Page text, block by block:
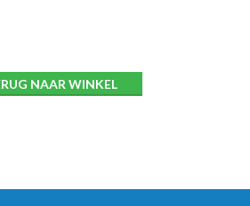
NAAR WINKEL